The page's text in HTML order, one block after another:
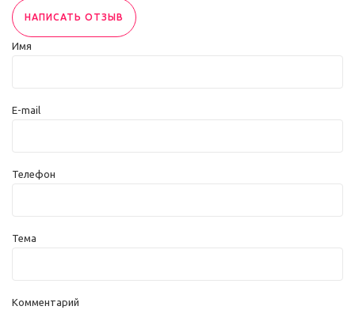
НАПИСАТЬ ОТЗЫВ
Имя
E-mail
Телефон
Тема
Комментарий